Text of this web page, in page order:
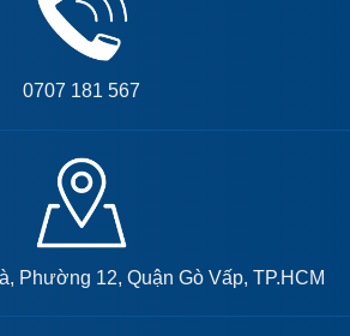
0707 181 567
Phường 12, Quận Gò Vấp, TP.HCM